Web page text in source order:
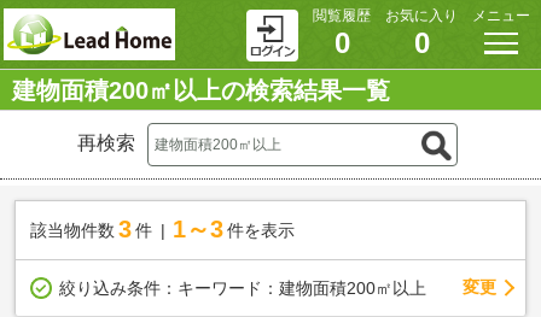
閲覧履歴
0
お気に入り
0
メニュー
建物面積200㎡以上の検索結果一覧
再検索
該当物件数 3件 1～3 件を表示
絞り込み条件： キーワード：建物面積200㎡以上 変更